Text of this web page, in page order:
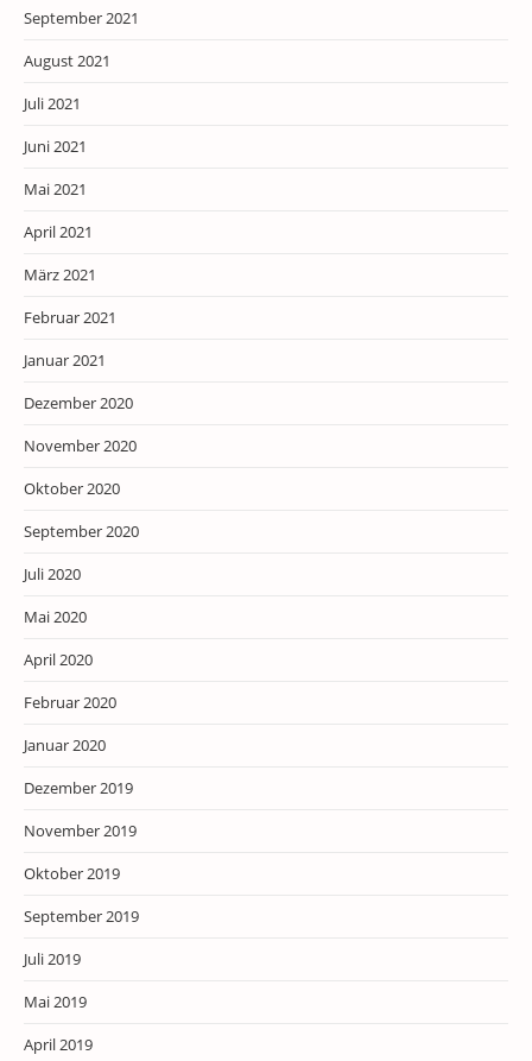
September 2021
August 2021
Juli 2021
Juni 2021
Mai 2021
April 2021
März 2021
Februar 2021
Januar 2021
Dezember 2020
November 2020
Oktober 2020
September 2020
Juli 2020
Mai 2020
April 2020
Februar 2020
Januar 2020
Dezember 2019
November 2019
Oktober 2019
September 2019
Juli 2019
Mai 2019
April 2019